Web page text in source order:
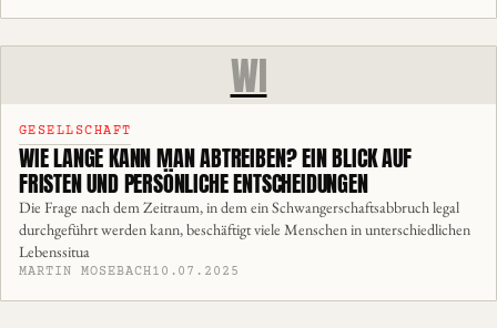
WI
GESELLSCHAFT
WIE LANGE KANN MAN ABTREIBEN? EIN BLICK AUF
FRISTEN UND PERSÖNLICHE ENTSCHEIDUNGEN
Die Frage nach dem Zeitraum, in dem ein Schwangerschaftsabbruch legal
durchgeführt werden kann, beschäftigt viele Menschen in unterschiedlichen
Lebenssitua
MARTIN MOSEBACH10.07.2025